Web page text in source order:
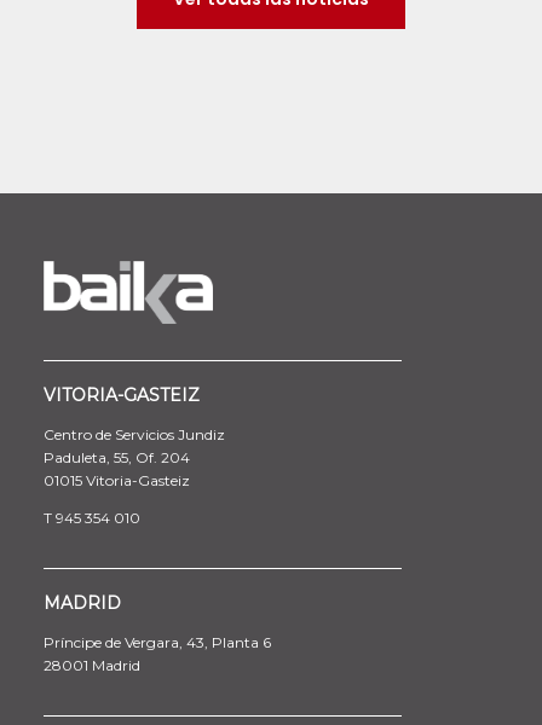
VITORIA-GASTEIZ
Centro de Servicios Jundiz
Paduleta, 55, Of. 204
01015 Vitoria-Gasteiz
T 945 354 010
MADRID
Príncipe de Vergara, 43, Planta 6
28001 Madrid